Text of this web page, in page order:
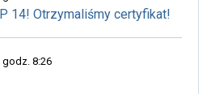
14! Otrzymaliśmy certyfikat!
godz. 8:26